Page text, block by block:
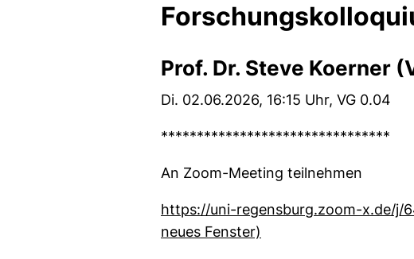
Prof. Dr. Steve Koerner
Di. 02.06.2026, 16:15 Uhr, VG 0.04
********************************
An Zoom-Meeting teilnehmen
https://uni-regensburg.zoom-x.de/j/
neues Fenster)